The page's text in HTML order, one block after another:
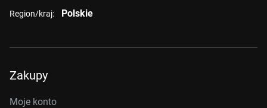
Region/kraj: Polskie
Zakupy
Moje konto